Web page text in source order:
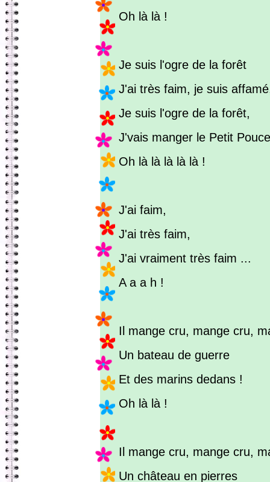
Oh là là !
Je suis l'ogre de la forêt
J'ai très faim, je suis
Je suis l'ogre de la forêt,
J'vais manger le Petit
Oh là là là là là !
J'ai faim,
J'ai très faim,
J'ai vraiment très faim ...
A a a h !
Il mange cru, mange cru,
Un bateau de guerre
Et des marins dedans !
Oh là là !
Il mange cru, mange cru,
Un château en pierres